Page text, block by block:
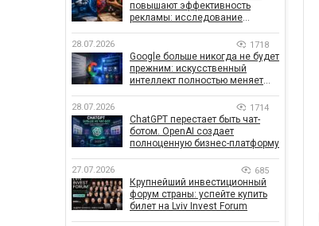
повышают эффективность
рекламы: исследование
влияет на эффективность
кампаний
28.07.2026 1718
Google больше никогда не будет
прежним: искусственный
интеллект полностью меняет
28.07.2026 1714
ChatGPT перестает быть чат-
ботом. OpenAI создает
полноценную бизнес-платформу
27.07.2026 685
Крупнейший инвестиционный
форум страны: успейте купить
билет на Lviv Invest Forum